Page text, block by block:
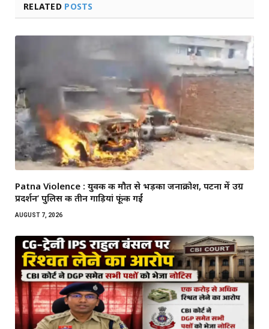
RELATED POSTS
Patna Violence : युवक की मौत से भड़का जनाक्रोश, पटना में उग्र
प्रदर्शन’ पुलिस की तीन गाड़ियां फूंकी गईं
AUGUST 7, 2026